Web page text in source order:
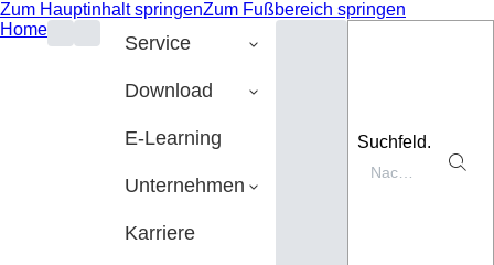
Zum Hauptinhalt springenZum Fußbereich springen
Home
Service
Download
E-Learning
Unternehmen
Karriere
Suchfeld.